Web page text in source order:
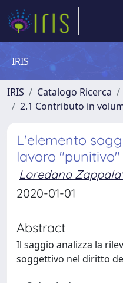
IRIS
IRIS Catalogo Ricerca
2.1 Contributo in
L'elemento
lavoro "punitivo"
Loredana Zappala'
2020-01-01
Abstract
Il saggio analizza la
soggettivo nel diritto